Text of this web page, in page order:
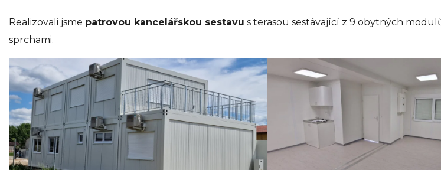
Realizovali jsme patrovou kancelářskou sestavu s terasou sestávající z 9 obytných
sprchami.